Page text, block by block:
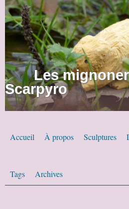
Les
Scarpyro
Accueil À propos Sculptures
Tags Archives